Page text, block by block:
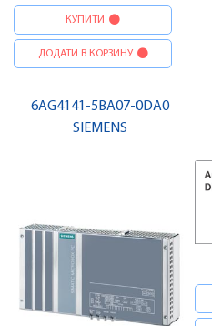
КУПИТИ
ДОДАТИ В КОРЗИНУ
6AG4141-5BA07-0DA0
SIEMENS